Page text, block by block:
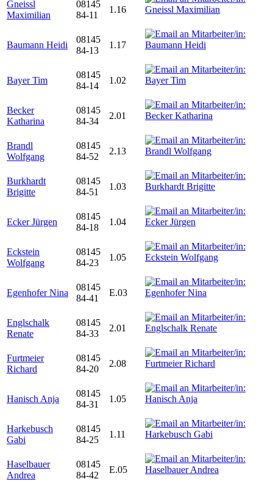
Gneissl
Maximilian
08145
84-11
1.16
Baumann Heidi
08145
84-13
1.17
Bayer Tim
08145
84-14
1.02
Becker
Katharina
08145
84-34
2.01
Brandl
Wolfgang
08145
84-52
2.13
Burkhardt
Brigitte
08145
84-51
1.03
Ecker Jürgen
08145
84-18
1.04
Eckstein
Wolfgang
08145
84-23
1.05
Egenhofer Nina
08145
84-41
E.03
Englschalk
Renate
08145
84-33
2.01
Furtmeier
Richard
08145
84-20
2.08
Hanisch Anja
08145
84-31
1.05
Harkebusch
Gabi
08145
84-25
1.11
Haselbauer
Andrea
08145
84-42
E.05